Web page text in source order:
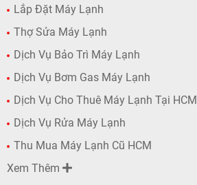
Lắp Đặt Máy Lạnh
Thợ Sửa Máy Lạnh
Dịch Vụ Bảo Trì Máy Lạnh
Dịch Vụ Bơm Gas Máy Lạnh
Dịch Vụ Cho Thuê Máy Lạnh Tại HCM
Dịch Vụ Rửa Máy Lạnh
Thu Mua Máy Lạnh Cũ HCM
Xem Thêm